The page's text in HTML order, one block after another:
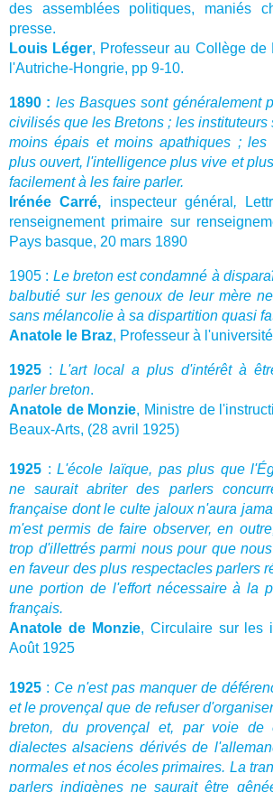
des assemblées politiques, maniés
presse.
Louis Léger, Professeur au Collège de
l'Autriche-Hongrie, pp 9-10.
1890 : les Basques sont généralement
civilisés que les Bretons ; les instituteurs
moins épais et moins apathiques ; les
plus ouvert, l'intelligence plus vive et
facilement à les faire parler.
Irénée Carré, inspecteur général ,
renseignement primaire sur
Pays basque, 20 mars 1890
1905 : Le breton est condamné à
balbutié sur les genoux de leur mère
sans mélancolie à sa dispartition quasi
Anatole le Braz, Professeur à
1925 : L'art local a plus d'intérêt à
parler breton.
Anatole de Monzie, Ministre de
Beaux-Arts, (28 avril 1925)
1925 :L'école laïque, pas plus que
ne saurait abriter des parlers
française dont le culte jaloux n'aura
m'est permis de faire observer, en
trop d'illettrés parmi nous pour que
en faveur des plus respectacles parlers
une portion de l'effort nécessaire à la
français.
Anatole de Monzie, Circulaire sur les
Août 1925
1925 : Ce n'est pas manquer de
et le provençal que de refuser
breton, du provençal et, par voie de
dialectes alsaciens dérivés de
normales et nos écoles primaires. La
parlers indigènes ne saurait être